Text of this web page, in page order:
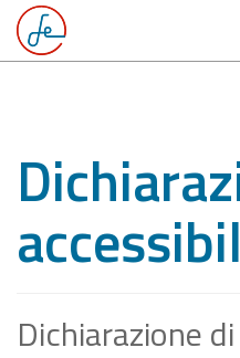
Dichiarazione